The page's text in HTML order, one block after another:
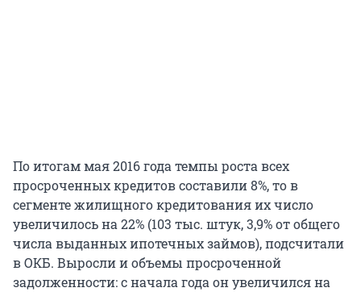
По итогам мая 2016 года темпы роста всех
просроченных кредитов составили 8%, то в
сегменте жилищного кредитования их число
увеличилось на 22% (103 тыс. штук, 3,9% от общего
числа выданных ипотечных займов), подсчитали
в ОКБ. Выросли и объемы просроченной
задолженности: с начала года он увеличился на